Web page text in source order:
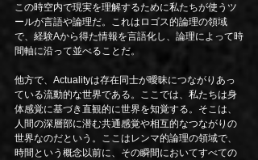
この時空内で現実を理解するために私たちが使うツ
ールが言語や論理だ。これはロゴス的論理の領域
で、経験Aから得た情報を言語化し、論理によって時
間軸に沿って並べることだ。
他方で、Actualityは存在同士が曖昧につながりあっ
ている流動的な世界である。ここでは、私たちは身
体感覚に基づき直観的に世界を知覚する。そこは、
人間の深層部に潜む共通感覚や相互的なつながりの
世界なのだという。ここはレンマ的論理の領域で、
時間という概念以前に、その瞬間においてすべての